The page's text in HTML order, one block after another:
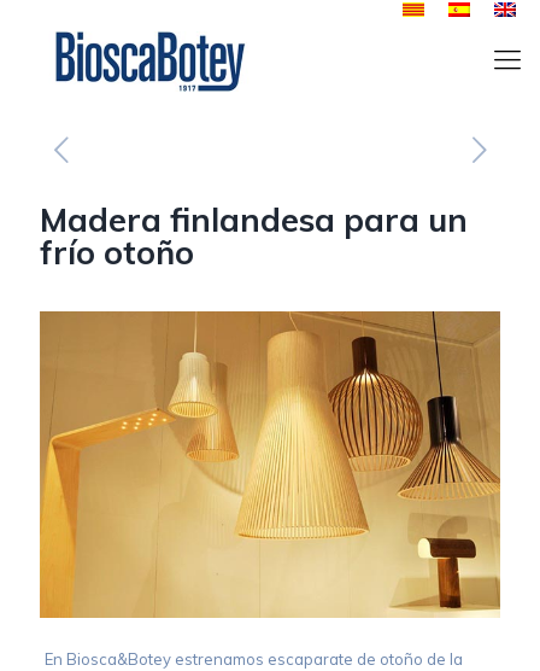
Madera finlandesa para un
frío otoño
En Biosca&Botey estrenamos escaparate de otoño de la